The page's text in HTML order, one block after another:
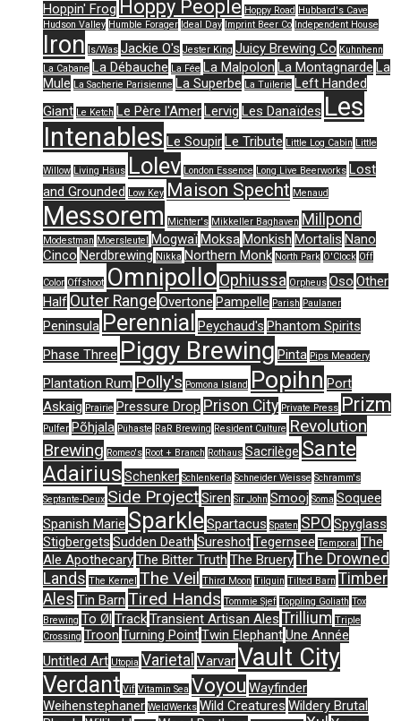
Hoppin' Frog Hoppy People Hoppy Road Hubbard's Cave
Hudson Valley Humble Forager Ideal Day Imprint Beer Co Independent House
Iron Is/Was Jackie O's Jester King Juicy Brewing Co Kuhnhenn
La Cabane La Débauche La Fée La Malpolon La Montagnarde La
Mule La Sacherie Parisienne La Superbe La Tuilerie Left Handed
Giant Le Ketch Le Père l'AmerLervig Les Danaïdes Les
Intenables Le SoupirLe Tribute Little Log Cabin Little
Willow Living Häus Lolev London Essence Long Live Beerworks Lost
and Grounded Low Key Maison Specht Menaud
Messorem Michter's Mikkeller Baghaven Millpond
Modestman Moersleutel MogwaïMoksaMonkish Mortalis Nano
Cinco Nerdbrewing Nikka Northern Monk North Park O'Clock Off
Color Offshoot Omnipollo Ophiussa Orpheus Oso Other
Half Outer Range Overtone Pampelle Parish Paulaner
Peninsula Perennial Peychaud's Phantom Spirits
Phase Three Piggy Brewing Pinta Pips Meadery
Plantation Rum Polly's Pomona Island Popihn Port
Askaig Prairie Pressure Drop Prison City Private Press Prizm
Pulfer Põhjala Pühaste RaR Brewing Resident Culture Revolution
Brewing Romeo's Root + Branch Rothaus Sacrilège Sante
Adairius Schenker Schlenkerla Schneider Weisse Schramm's
Septante-Deux Side ProjectSiren Sir John Smooj Soma Soquee
Spanish Marie SparkleSpartacus Spaten SPO Spyglass
Stigbergets Sudden Death SureshotTegernsee Temporal The
Ale ApothecaryThe Bitter Truth The BrueryThe Drowned
Lands The Kernel The Veil Third Moon Tilquin Tilted Barn Timber
Ales Tin Barn Tired Hands Tommie Sjef Toppling Goliath Tox
Brewing To Øl TrackTransient Artisan Ales Trillium Triple
Crossing Troon Turning PointTwin ElephantUne Année
Untitled Art Utopia Varietal VarvarVault City
Verdant Vif Vitamin Sea Voyou Wayfinder
Weihenstephaner WeldWerks Wild Creatures Wildery Brutal